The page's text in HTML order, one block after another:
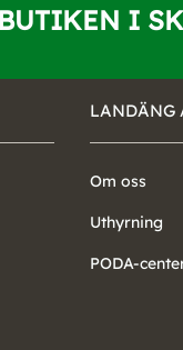
I
LANDÄNG
Om oss
Uthyrning
PODA-